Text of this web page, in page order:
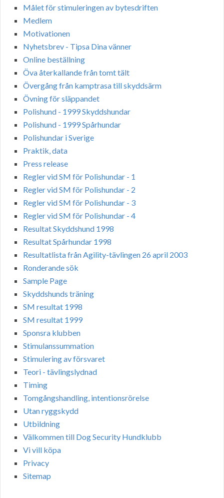
Målet för stimuleringen av bytesdriften
Medlem
Motivationen
Nyhetsbrev - Tipsa Dina vänner
Online beställning
Öva återkallande från tomt tält
Övergång från kamptrasa till skyddsärm
Övning för släppandet
Polishund - 1999 Skyddshundar
Polishund - 1999 Spårhundar
Polishundar i Sverige
Praktik, data
Press release
Regler vid SM för Polishundar - 1
Regler vid SM för Polishundar - 2
Regler vid SM för Polishundar - 3
Regler vid SM för Polishundar - 4
Resultat Skyddshund 1998
Resultat Spårhundar 1998
Resultatlista från Agility-tävlingen 26 april 2003
Ronderande sök
Sample Page
Skyddshunds träning
SM resultat 1998
SM resultat 1999
Sponsra klubben
Stimulanssummation
Stimulering av försvaret
Teori - tävlingslydnad
Timing
Tomgångshandling, intentionsrörelse
Utan ryggskydd
Utbildning
Välkommen till Dog Security Hundklubb
Vi vill köpa
Privacy
Sitemap